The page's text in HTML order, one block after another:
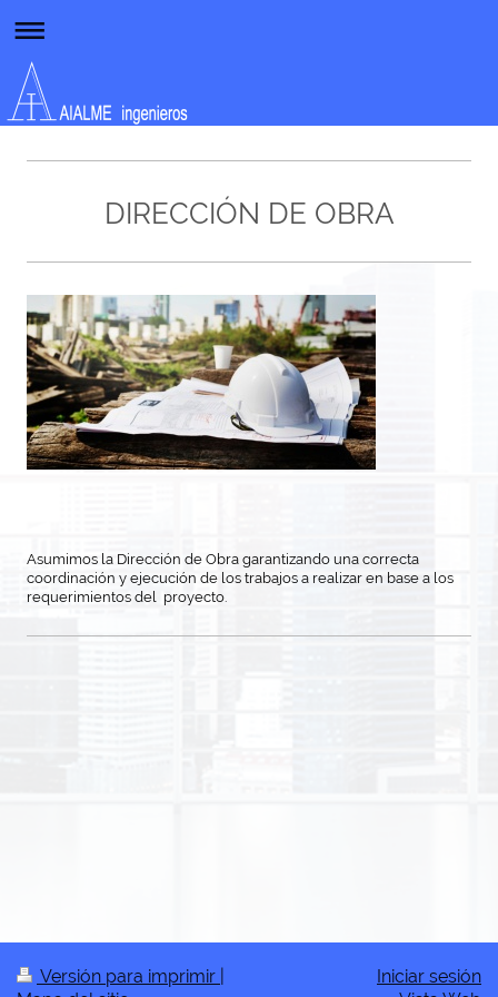
DIRECCIÓN DE OBRA
Asumimos la Dirección de Obra garantizando una correcta
coordinación y ejecución de los trabajos a realizar en base a los
requerimientos del proyecto.
Versión para imprimir
Iniciar sesión